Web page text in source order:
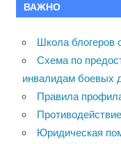
ВАЖНО
Школа блогеров
Схема по
инвалидам боевых
Правила
Юридическая